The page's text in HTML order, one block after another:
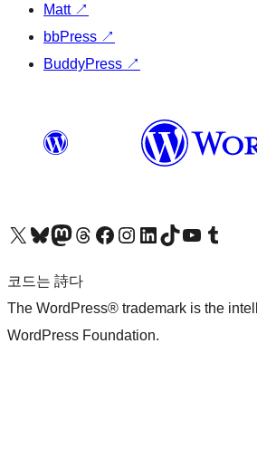
Matt ↗
bbPress ↗
BuddyPress ↗
X(이전 트위터) 계정 방문하기블루스카이 계정 방문하기마스토돈 계정 방문하기스레드 계정 방문하기 페이스북 페이지 방문하기인스타그램 계정 방문하기 LinkedIn 계정 방문하기틱톡 계정 방문하기유튜브 채널 방문하기 텀블러 계정 방문하기
코드는 詩다
The WordPress® trademark is the
WordPress Foundation.